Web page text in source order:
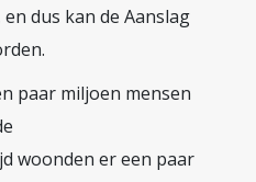
dus kan de Aanslag
paar miljoen mensen
woonden er een paar